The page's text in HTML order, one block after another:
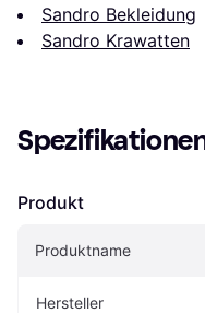
Sandro Bekleidung
Sandro Krawatten
Produkt
Produktname
Hersteller